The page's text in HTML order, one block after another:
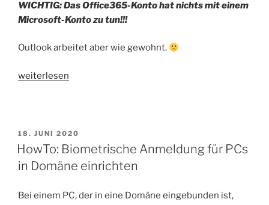
WICHTIG: Das Office365-Konto hat nichts mit einem
Microsoft-Konto zu tun!!!
Outlook arbeitet aber wie gewohnt.
„HowTo:
nach
Microsoft-
Konto“
weiterlesen
VERÖFFENTLICHT
AM
18. JUNI 2020
HowTo: Biometrische Anmeldung für PCs
in Domäne einrichten
Bei einem PC, der in eine Domäne eingebunden ist,